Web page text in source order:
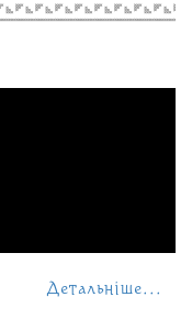
Детальніше...